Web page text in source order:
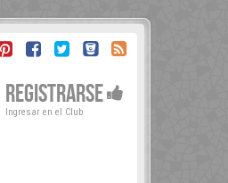
REGISTRARSE
Ingresar en el Club